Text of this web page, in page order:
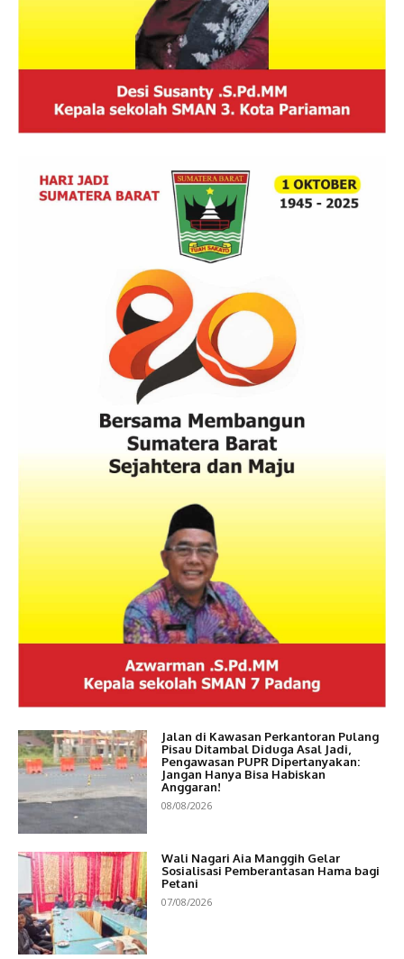
Jalan di Kawasan Perkantoran Pulang
Pisau Ditambal Diduga Asal Jadi,
Pengawasan PUPR Dipertanyakan:
Jangan Hanya Bisa Habiskan
Anggaran!
08/08/2026
Wali Nagari Aia Manggih Gelar
Sosialisasi Pemberantasan Hama bagi
Petani
07/08/2026